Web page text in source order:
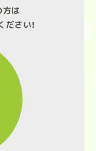
は
ださい!